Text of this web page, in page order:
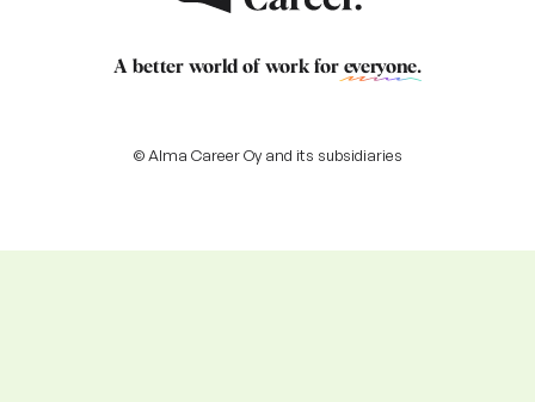
A better world of work for everyone.
© Alma Career Oy and its subsidiaries